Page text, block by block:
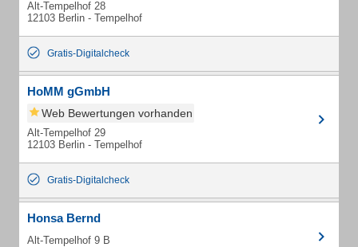
Alt-Tempelhof 28
12103 Berlin - Tempelhof
Gratis-Digitalcheck
HoMM gGmbH
Web Bewertungen vorhanden
Alt-Tempelhof 29
12103 Berlin - Tempelhof
Gratis-Digitalcheck
Honsa Bernd
Alt-Tempelhof 9 B